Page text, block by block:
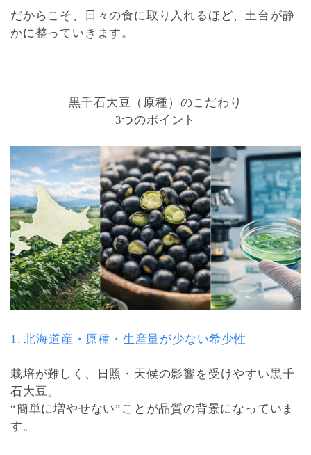
だからこそ、日々の食に取り入れるほど、土台が静
かに整っていきます。
黒千石大豆（原種）のこだわり
3つのポイント
1. 北海道産・原種・生産量が少ない希少性
栽培が難しく、日照・天候の影響を受けやすい黒千
石大豆。
“簡単に増やせない”ことが品質の背景になっていま
す。